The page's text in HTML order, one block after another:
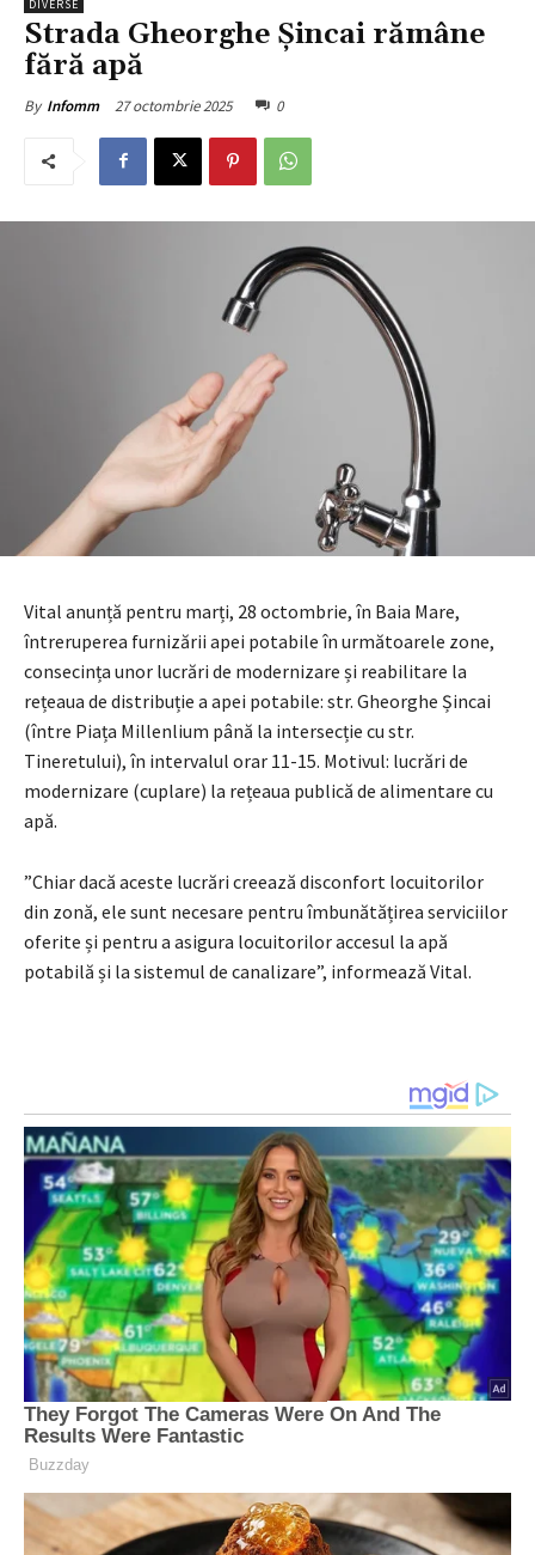
DIVERSE
Strada Gheorghe Șincai rămâne
fără apă
By Infomm 27 octombrie 2025 0
Vital anunță pentru marți, 28 octombrie, în Baia Mare,
întreruperea furnizării apei potabile în următoarele zone,
consecința unor lucrări de modernizare și reabilitare la
rețeaua de distribuție a apei potabile: str. Gheorghe Șincai
(între Piața Millenlium până la intersecție cu str.
Tineretului), în intervalul orar 11-15. Motivul: lucrări de
modernizare (cuplare) la rețeaua publică de alimentare cu
apă.
”Chiar dacă aceste lucrări creează disconfort locuitorilor
din zonă, ele sunt necesare pentru îmbunătățirea serviciilor
oferite și pentru a asigura locuitorilor accesul la apă
potabilă și la sistemul de canalizare”, informează Vital.